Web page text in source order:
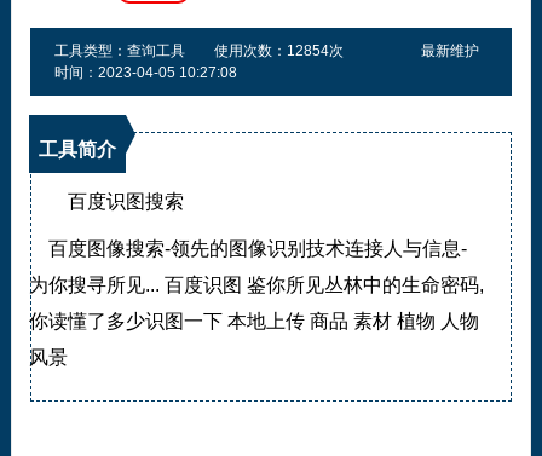
工具类型：查询工具 使用次数：12854次
最新维护
时间：2023-04-05 10:27:08
工具简介
百度识图搜索
百度图像搜索-领先的图像识别技术连接人与信息-
为你搜寻所见... 百度识图 鉴你所见丛林中的生命密码,
你读懂了多少识图一下 本地上传 商品 素材 植物 人物
风景